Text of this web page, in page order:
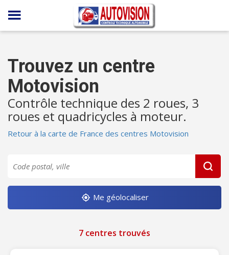
Panneau de gestion des cookies
Trouvez un centre
Motovision
Contrôle technique des 2 roues, 3
roues et quadricycles à moteur.
Retour à la carte de France des centres Motovision
Me géolocaliser
7 centres trouvés